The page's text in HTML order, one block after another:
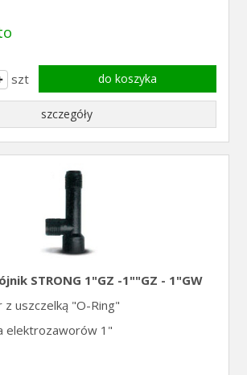
szt do koszyka
szczegóły
STRONG 1"GZ -1""GZ - 1"GW
z uszczelką "O-Ring"
elektrozaworów 1"